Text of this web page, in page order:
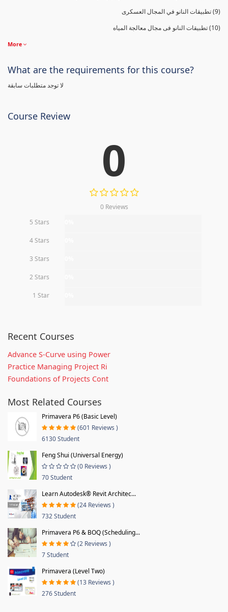
(9) تطبيقات النانو في المجال العسكرى
(10) تطبيقات النانو فى مجال معالجة المياه
More
What are the requirements for this course?
لا توجد متطلبات سابقة
Course Review
0
0 Reviews
5 Stars
4 Stars
3 Stars
2 Stars
1 Star
Recent Courses
Advance S-Curve using Power
Practice Managing Project Ri
Foundations of Projects Cont
Most Related Courses
Primavera P6 (Basic Level)
(601 Reviews )
6130 Student
Feng Shui (Universal Energy)
(0 Reviews )
70 Student
Learn Autodesk® Revit Architec...
(24 Reviews )
732 Student
Primavera P6 & BOQ (Scheduling...
(2 Reviews )
7 Student
Primavera (Level Two)
(13 Reviews )
276 Student